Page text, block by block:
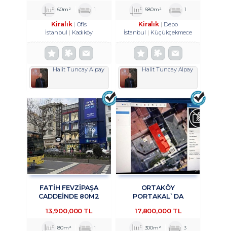
KİRALIK TROYKADAN
60m² 1
Kiralık
Ofis
İstanbul
Kadıköy
Halit Tuncay Alpay
680m² 1
Kiralık
Depo
İstanbul
Küçükçekmece
Halit Tuncay Alpay
FATİH FEVZİPAŞA
CADDEİNDE 80M2
TROYKADAN
13,900,000 TL
80m² 1
ORTAKÖY
PORTAKAL`DA
KOMPLE BINADA 4/1
17,800,000 TL
300m² 3